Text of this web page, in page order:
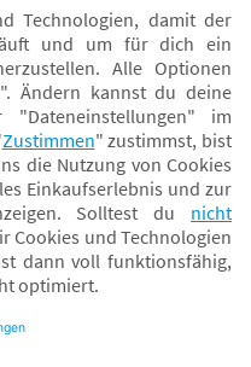
. Der dargestellte Preis gilt -
im BabyOne-Onlineshop oder bei
Franchise-Betrieb. Der für den
durch unsere Franchise-
dar. Der Verkaufspreis der
Angaben zu